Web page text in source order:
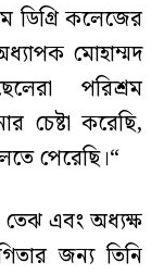
ডিগ্রি কলেজের
মোহাম্মদ
পরিশ্রম
চেষ্টা করেছি,
পেরেছি।“
তেঝ এবং অধ্যক্ষ
জন্য তিনি